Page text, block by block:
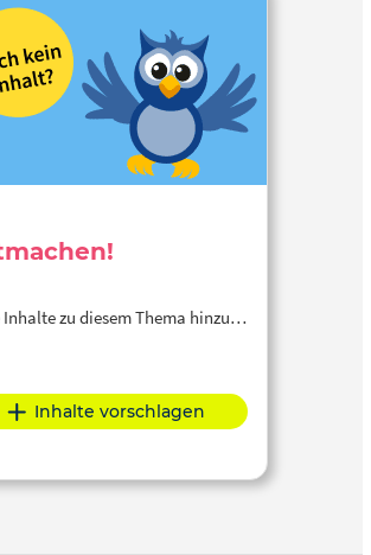
Inhalte zu diesem Thema hinzu…
Inhalte vorschlagen